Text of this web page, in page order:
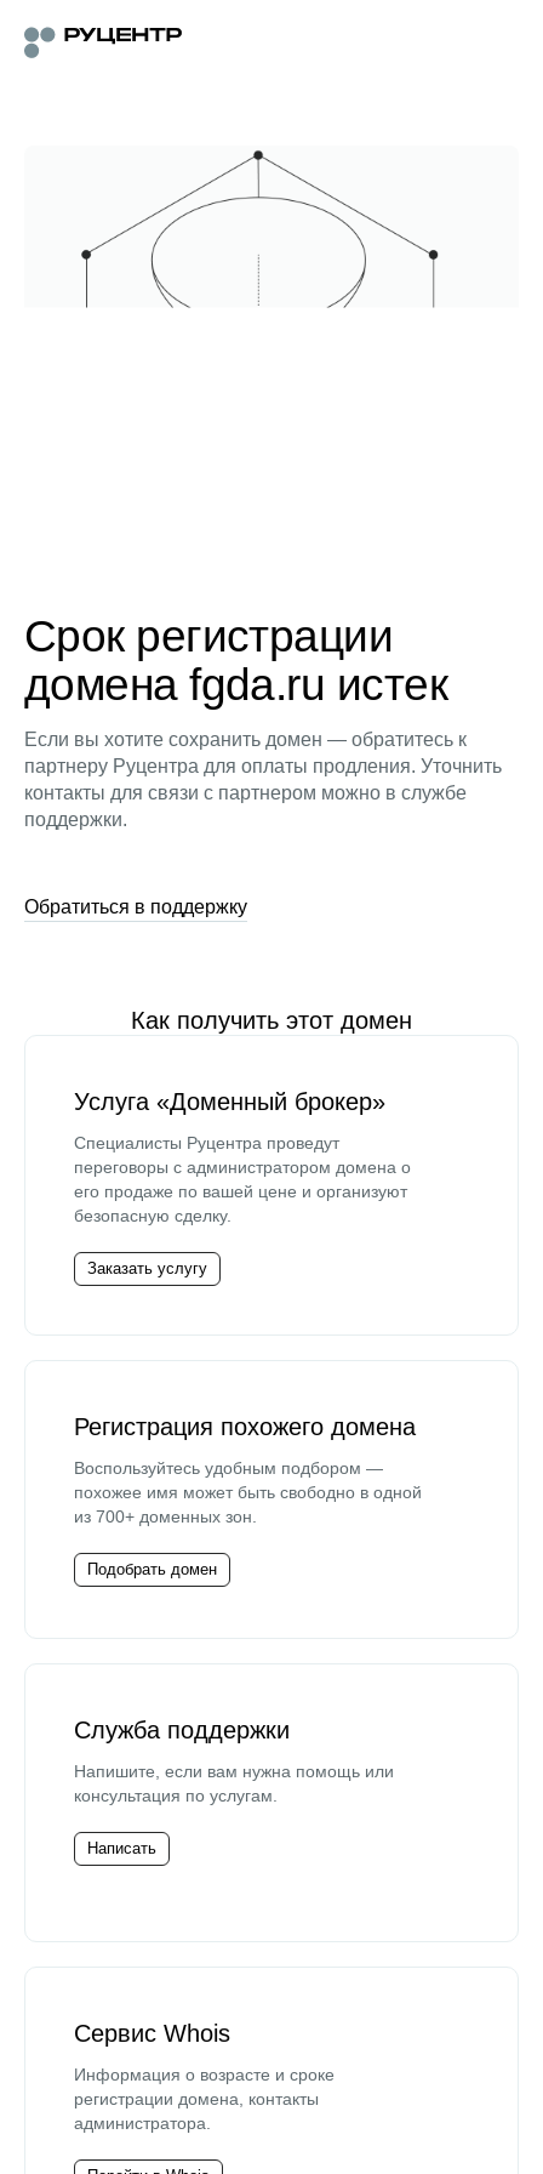
Срок регистрации
домена fgda.ru истек
Если вы хотите сохранить домен — обратитесь к
партнеру Руцентра для оплаты продления. Уточнить
контакты для связи с партнером можно в службе
поддержки.
Обратиться в поддержку
Как получить этот домен
Услуга «Доменный брокер»
Специалисты Руцентра проведут
переговоры с администратором домена о
его продаже по вашей цене и организуют
безопасную сделку.
Заказать услугу
Регистрация похожего домена
Воспользуйтесь удобным подбором —
похожее имя может быть свободно в одной
из 700+ доменных зон.
Подобрать домен
Служба поддержки
Напишите, если вам нужна помощь или
консультация по услугам.
Написать
Сервис Whois
Информация о возрасте и сроке
регистрации домена, контакты
администратора.